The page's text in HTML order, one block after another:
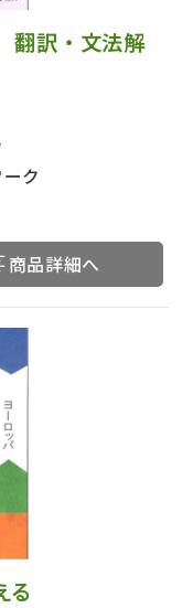
翻訳・文法解
ク
商品詳細へ
る